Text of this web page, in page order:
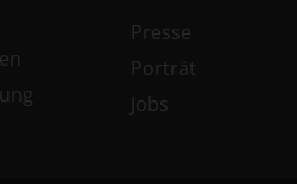
Presse
Porträt
Jobs